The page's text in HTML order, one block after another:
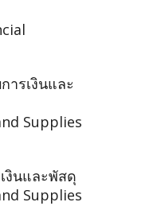
ารเงินและ
Supplies
งินและพัสดุ
Supplies